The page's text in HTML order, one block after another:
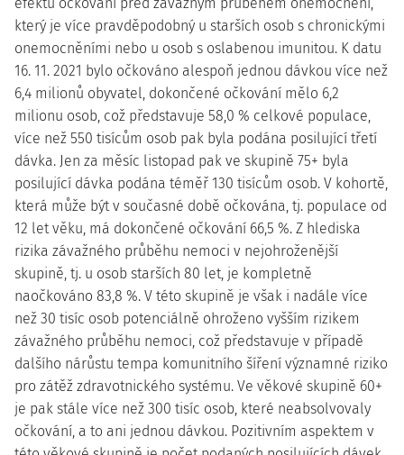
který je více pravděpodobný u starších osob s chronickými
onemocněními nebo u osob s oslabenou imunitou. K datu
16. 11. 2021 bylo očkováno alespoň jednou dávkou více než
6,4 milionů obyvatel, dokončené očkování mělo 6,2
milionu osob, což představuje 58,0 % celkové populace,
více než 550 tisícům osob pak byla podána posilující třetí
dávka. Jen za měsíc listopad pak ve skupině 75+ byla
posilující dávka podána téměř 130 tisícům osob. V kohortě,
která může být v současné době očkována, tj. populace od
12 let věku, má dokončené očkování 66,5 %. Z hlediska
rizika závažného průběhu nemoci v nejohroženější
skupině, tj. u osob starších 80 let, je kompletně
naočkováno 83,8 %. V této skupině je však i nadále více
než 30 tisíc osob potenciálně ohroženo vyšším rizikem
závažného průběhu nemoci, což představuje v případě
dalšího nárůstu tempa komunitního šíření významné riziko
pro zátěž zdravotnického systému. Ve věkové skupině 60+
je pak stále více než 300 tisíc osob, které neabsolvovaly
očkování, a to ani jednou dávkou. Pozitivním aspektem v